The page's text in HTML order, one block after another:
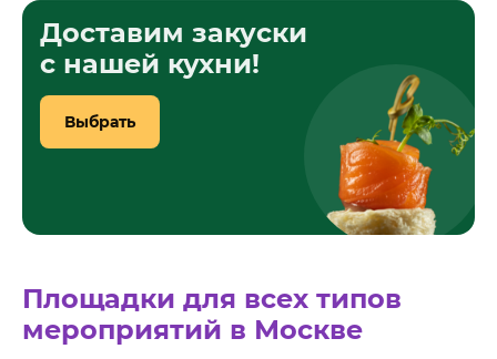
Доставим закуски
с нашей кухни!
Выбрать
Площадки для всех типов
мероприятий в Москве